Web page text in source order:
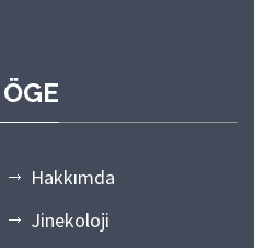
Hakkımda
Jinekoloji